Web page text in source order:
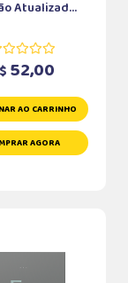
Atualizad...
52,00
AO CARRINHO
AGORA